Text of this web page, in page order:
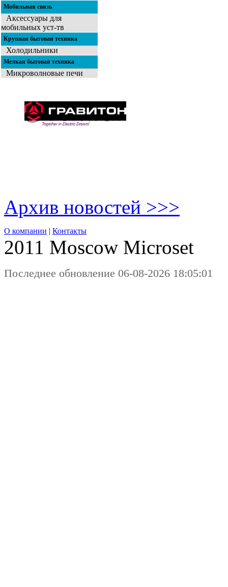
Мобильная связь
Аксессуары для
мобильных уст-тв
Крупная бытовая техника
Холодильники
Мелкая бытовая техника
Микроволновые печи
Архив новостей >>>
О компании | Контакты
2011 Moscow Microset
Последнее обновление 06-08-2026 18:05:01